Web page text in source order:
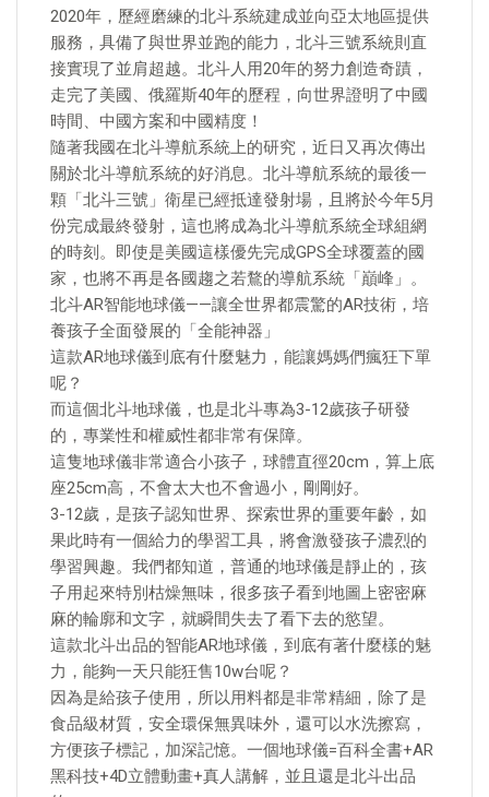
2020年，歷經磨練的北斗系統建成並向亞太地區提供
服務，具備了與世界並跑的能力，北斗三號系統則直
接實現了並肩超越。北斗人用20年的努力創造奇蹟，
走完了美國、俄羅斯40年的歷程，向世界證明了中國
時間、中國方案和中國精度！
隨著我國在北斗導航系統上的研究，近日又再次傳出
關於北斗導航系統的好消息。北斗導航系統的最後一
顆「北斗三號」衛星已經抵達發射場，且將於今年5月
份完成最終發射，這也將成為北斗導航系統全球組網
的時刻。即使是美國這樣優先完成GPS全球覆蓋的國
家，也將不再是各國趨之若鶩的導航系統「巔峰」。
北斗AR智能地球儀——讓全世界都震驚的AR技術，培
養孩子全面發展的「全能神器」
這款AR地球儀到底有什麼魅力，能讓媽媽們瘋狂下單
呢？
而這個北斗地球儀，也是北斗專為3-12歲孩子研發
的，專業性和權威性都非常有保障。
這隻地球儀非常適合小孩子，球體直徑20cm，算上底
座25cm高，不會太大也不會過小，剛剛好。
3-12歲，是孩子認知世界、探索世界的重要年齡，如
果此時有一個給力的學習工具，將會激發孩子濃烈的
學習興趣。我們都知道，普通的地球儀是靜止的，孩
子用起來特別枯燥無味，很多孩子看到地圖上密密麻
麻的輪廓和文字，就瞬間失去了看下去的慾望。
這款北斗出品的智能AR地球儀，到底有著什麼樣的魅
力，能夠一天只能狂售10w台呢？
因為是給孩子使用，所以用料都是非常精細，除了是
食品級材質，安全環保無異味外，還可以水洗擦寫，
方便孩子標記，加深記憶。一個地球儀=百科全書+AR
黑科技+4D立體動畫+真人講解，並且還是北斗出品